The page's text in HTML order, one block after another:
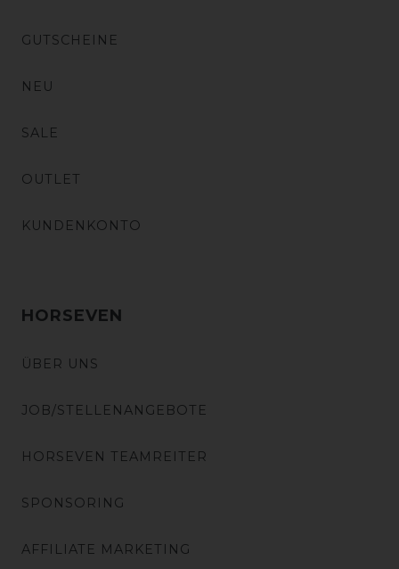
GUTSCHEINE
NEU
SALE
OUTLET
KUNDENKONTO
HORSEVEN
ÜBER UNS
JOB/STELLENANGEBOTE
HORSEVEN TEAMREITER
SPONSORING
AFFILIATE MARKETING